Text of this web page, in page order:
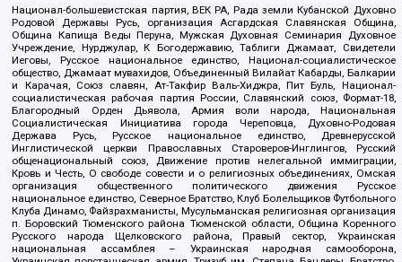
Национал-большевистская партия, ВЕК РА, Рада земли Кубанской Духовно
Родовой Державы Русь, организация Асгардская Славянская Община,
Община Капища Веды Перуна, Мужская Духовная Семинария Духовное
Учреждение, Нурджулар, К Богодержавию, Таблиги Джамаат, Свидетели
Иеговы, Русское национальное единство, Национал-социалистическое
общество, Джамаат мувахидов, Объединенный Вилайат Кабарды, Балкарии
и Карачая, Союз славян, Ат-Такфир Валь-Хиджра, Пит Буль, Национал-
социалистическая рабочая партия России, Славянский союз, Формат-18,
Благородный Орден Дьявола, Армия воли народа, Национальная
Социалистическая Инициатива города Череповца, Духовно-Родовая
Держава Русь, Русское национальное единство, Древнерусской
Инглистической церкви Православных Староверов-Инглингов, Русский
общенациональный союз, Движение против нелегальной иммиграции,
Кровь и Честь, О свободе совести и о религиозных объединениях, Омская
организация общественного политического движения Русское
национальное единство, Северное Братство, Клуб Болельщиков Футбольного
Клуба Динамо, Файзрахманисты, Мусульманская религиозная организация
п. Боровский Тюменского района Тюменской области, Община Коренного
Русского народа Щелковского района, Правый сектор, Украинская
национальная ассамблея – Украинская народная самооборона,